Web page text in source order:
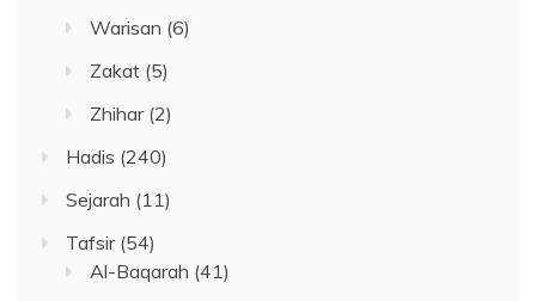
Warisan (6)
Zakat (5)
Zhihar(2)
Hadis (240)
Sejarah (11)
Tafsir(54)
Al-Baqarah (41)